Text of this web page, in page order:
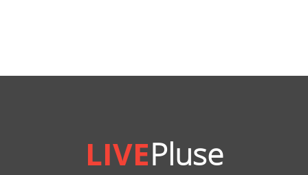
LIVEPluse